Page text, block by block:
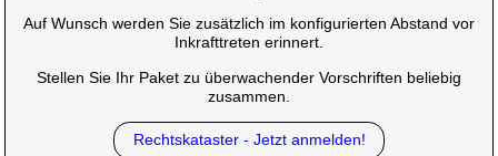
Auf Wunsch werden Sie zusätzlich im konfigurierten Abstand vor
Inkrafttreten erinnert.
Stellen Sie Ihr Paket zu überwachender Vorschriften beliebig
zusammen.
Rechtskataster - Jetzt anmelden!